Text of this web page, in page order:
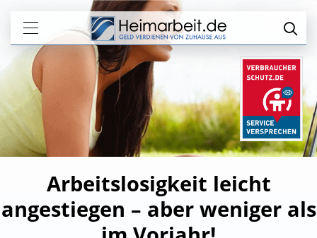
Arbeitslosigkeit leicht
angestiegen – aber weniger als